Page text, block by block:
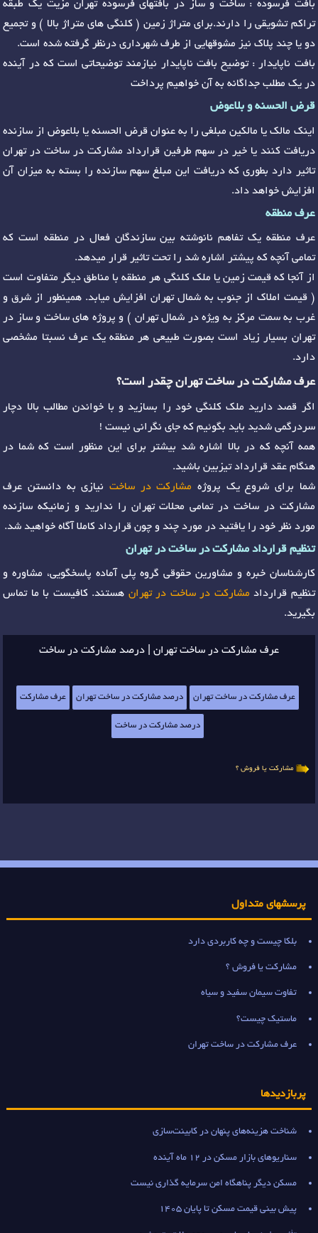
بافت فرسوده : ساخت و ساز در بافتهای فرسوده تهران مزیت یک طبقه
تراکم تشویقی را دارند.برای متراژ زمین ( کلنگی های متراژ بالا ) و تجمیع
دو یا چند پلاک نیز مشوقهایی از طرف شهرداری درنظر گرفته شده است.
بافت ناپایدار : توضیح بافت ناپایدار نیازمند توضیحاتی است که در آینده
در یک مطلب جداگانه به آن خواهیم پرداخت
قرض الحسنه و بلاعوض
اینک مالک یا مالکین مبلغی را به عنوان قرض الحسنه یا بلاعوض از سازنده
دریافت کنند یا خیر در سهم طرفین قرارداد مشارکت در ساخت در تهران
تاثیر دارد بطوری که دریافت این مبلغ سهم سازنده را بسته به میزان آن
افزایش خواهد داد.
عرف منطقه
عرف منطقه یک تفاهم نانوشته بین سازندگان فعال در منطقه است که
تمامی آنچه که پیشتر اشاره شد را تحت تاثیر قرار میدهد.
از آنجا که قیمت زمین یا ملک کلنگی هر منطقه با مناطق دیگر متفاوت است
( قیمت املاک از جنوب به شمال تهران افزایش میابد. همینطور از شرق و
غرب به سمت مرکز به ویژه در شمال تهران ) و پروژه های ساخت و ساز در
تهران بسیار زیاد است بصورت طبیعی هر منطقه یک عرف نسبتا مشخصی
دارد.
عرف مشارکت در ساخت تهران چقدر است؟
اگر قصد دارید ملک کلنگی خود را بسازید و با خواندن مطالب بالا دچار
سردرگمی شدید باید بگوئیم که جای نگرانی نیست !
همه آنچه که در بالا اشاره شد بیشتر برای این منظور است که شما در
هنگام عقد قرارداد تیزبین باشید.
شما برای شروع یک پروژه مشارکت در ساختنیازی به دانستن عرف
مشارکت در ساخت در تمامی محلات تهران را ندارید و زمانیکه سازنده
مورد نظر خود را یافتید در مورد چند و چون قرارداد کاملا آگاه خواهید شد.
تنظیم قرارداد مشارکت در ساخت در تهران
کارشناسان خبره و مشاورین حقوقی گروه پلی آماده پاسخگویی، مشاوره و
تنظیم قرارداد مشارکت در ساخت در تهران هستند. کافیست با ما تماس
بگیرید.
عرف مشارکت در ساخت تهران | درصد مشارکت در ساخت
عرف مشارکت در ساخت تهران درصد مشارکت در ساخت تهران عرف مشارکت
درصد مشارکت در ساخت
مشارکت یا فروش ؟
پرسشهای متداول
بلکا چیست و چه کاربردی دارد
مشارکت یا فروش ؟
تفاوت سیمان سفید و سیاه
ماستیک چیست؟
عرف مشارکت در ساخت تهران
پربازدیدها
شناخت هزینه‌های پنهان در کابینت‌سازی
سناریوهای بازار مسکن در 12 ماه آینده
مسکن دیگر پناهگاه امن سرمایه گذاری نیست
پیش بینی قیمت مسکن تا پایان 1405